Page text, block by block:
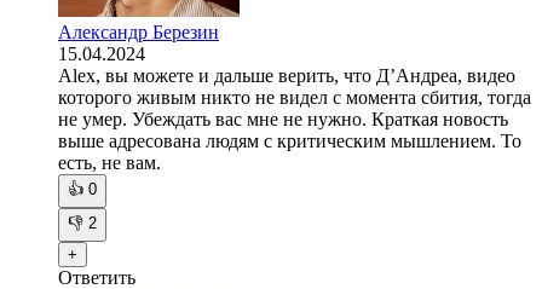
Александр Березин
15.04.2024
Alex, вы можете и дальше верить, что Д’Андреа, видео
которого живым никто не видел с момента сбития, тогда
не умер. Убеждать вас мне не нужно. Краткая новость
выше адресована людям с критическим мышлением. То
есть, не вам.
👍 0
👎 2
+
Ответить